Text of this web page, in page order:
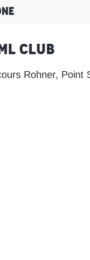
Club
Rohner, Point